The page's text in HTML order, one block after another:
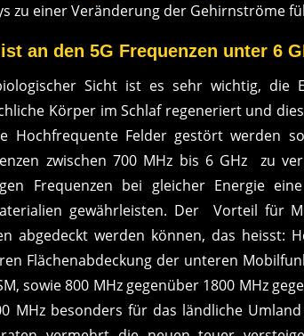
zu einer Veränderung der Gehirnströme
an den 5G Frequenzen unter 6
Sicht ist es sehr wichtig, die
Körper im Schlaf regeneriert und
Hochfrequente Felder gestört werden
zwischen 700 MHz bis 6 GHz zu
Frequenzen bei gleicher Energie
gewährleisten. Der Vorteil für
abgedeckt werden können, das heisst:
Flächenabdeckung der unteren
sowie 800 MHz gegenüber 1800 MHz
MHz besonders für das ländliche